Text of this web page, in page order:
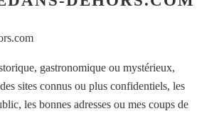
gastronomique ou mystérieux,
sites connus ou plus confidentiels, les
les bonnes adresses ou mes coups de